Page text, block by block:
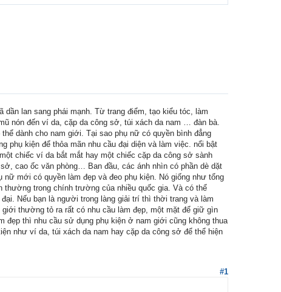
lan sang phái mạnh. Từ trang điểm, tạo kiểu tóc, làm
nón đến ví da, cặp da công sở, túi xách da nam … đàn bà.
dành cho nam giới. Tại sao phụ nữ có quyền bình đẳng
phụ kiện để thỏa mãn nhu cầu đại diện và làm việc. nổi bật
chiếc ví da bắt mắt hay một chiếc cặp da công sở sành
cao ốc văn phòng… Ban đầu, các ánh nhìn có phần dè dặt
mới có quyền làm đẹp và đeo phụ kiện. Nó giống như tổng
trong chính trường của nhiều quốc gia. Và có thể
Nếu bạn là người trong làng giải trí thì thời trang và làm
thường tỏ ra rất có nhu cầu làm đẹp, một mặt để giữ gìn
đẹp thì nhu cầu sử dụng phụ kiện ở nam giới cũng không thua
như ví da, túi xách da nam hay cặp da công sở để thể hiện
#1